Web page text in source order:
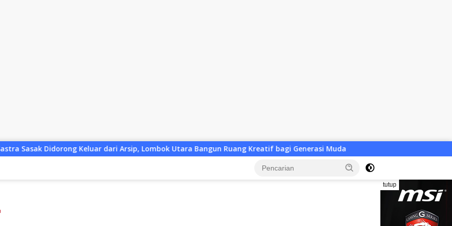
dari Arsip, Lombok Utara Bangun Ruang Kreatif bagi Generasi Muda Bursa Ketua KONI NTB Dibuka, Baru Satu
tutup